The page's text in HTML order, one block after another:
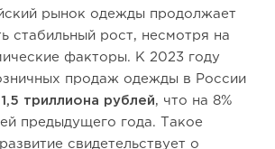
рынок одежды продолжает
стабильный рост, несмотря на
факторы. К 2023 году
продаж одежды в России
1,5 триллиона рублей, что на 8%
предыдущего года. Такое
свидетельствует о